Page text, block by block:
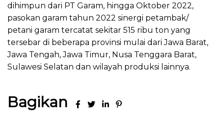
dihimpun dari PT Garam, hingga Oktober 2022,
pasokan garam tahun 2022 sinergi petambak/
petani garam tercatat sekitar 515 ribu ton yang
tersebar di beberapa provinsi mulai dari Jawa Barat,
Jawa Tengah, Jawa Timur, Nusa Tenggara Barat,
Sulawesi Selatan dan wilayah produksi lainnya.
Bagikan